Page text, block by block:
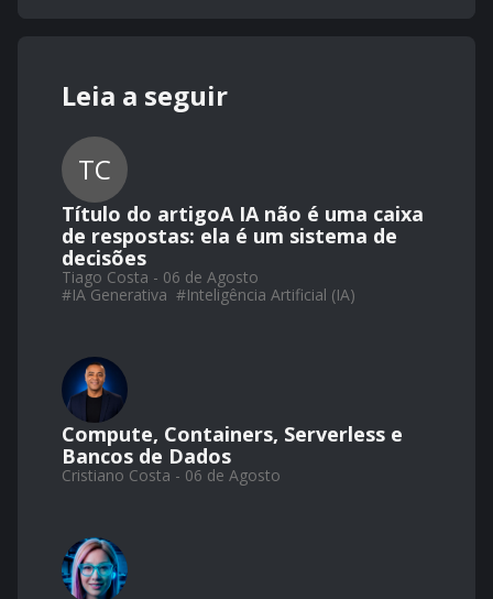
Leia a seguir
TC
Título do artigoA IA não é uma caixa
de respostas: ela é um sistema de
decisões
Tiago Costa - 06 de Agosto
#IA Generativa #Inteligência Artificial (IA)
Compute, Containers, Serverless e
Bancos de Dados
Cristiano Costa - 06 de Agosto